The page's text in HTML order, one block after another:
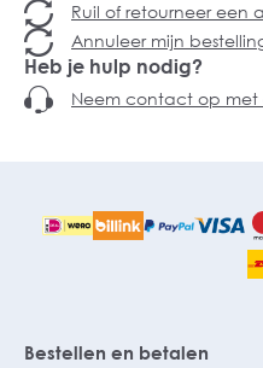
Ruil of retourneer een
Annuleer mijn
Heb je hulp nodig?
Neem contact op met
Bestellen en betalen